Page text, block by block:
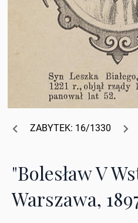
ZABYTEK: 16/1330
"Bolesław V
Warszawa,